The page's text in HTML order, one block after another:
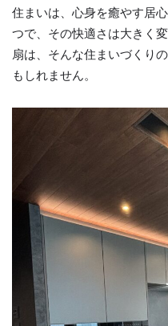
住まいは、心身を癒やす居
つで、その快適さは大きく
扇は、そんな住まいづくり
もしれません。